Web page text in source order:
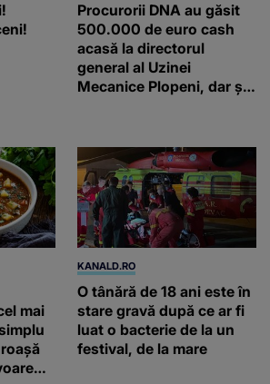
Procurorii DNA au găsit
500.000 de euro cash
acasă la directorul
general al Uzinei
Mecanice Plopeni, dar și
mai
KANALD.RO
O tânără de 18 ani este în
stare gravă după ce ar fi
luat o bacterie de la un
festival, de la mare